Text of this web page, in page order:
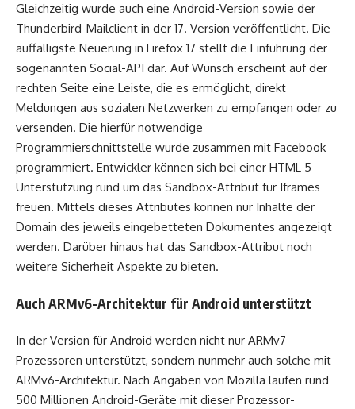
Gleichzeitig wurde auch eine Android-Version sowie der
Thunderbird-Mailclient in der 17. Version veröffentlicht. Die
auffälligste Neuerung in Firefox 17 stellt die Einführung der
sogenannten Social-API dar. Auf Wunsch erscheint auf der
rechten Seite eine Leiste, die es ermöglicht, direkt
Meldungen aus sozialen Netzwerken zu empfangen oder zu
versenden. Die hierfür notwendige
Programmierschnittstelle wurde zusammen mit Facebook
programmiert. Entwickler können sich bei einer HTML 5-
Unterstützung rund um das Sandbox-Attribut für Iframes
freuen. Mittels dieses Attributes können nur Inhalte der
Domain des jeweils eingebetteten Dokumentes angezeigt
werden. Darüber hinaus hat das Sandbox-Attribut noch
weitere Sicherheit Aspekte zu bieten.
Auch ARMv6-Architektur für Android unterstützt
In der Version für Android werden nicht nur ARMv7-
Prozessoren unterstützt, sondern nunmehr auch solche mit
ARMv6-Architektur. Nach Angaben von Mozilla laufen rund
500 Millionen Android-Geräte mit dieser Prozessor-